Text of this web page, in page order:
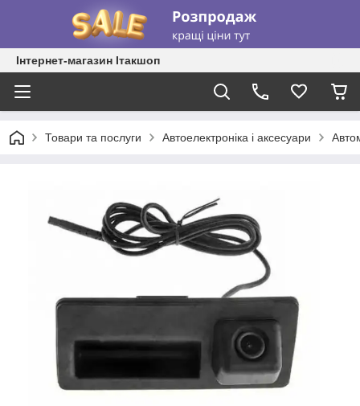
Інтернет-магазин Ітакшоп
Товари та послуги Автоелектроніка і аксесуари